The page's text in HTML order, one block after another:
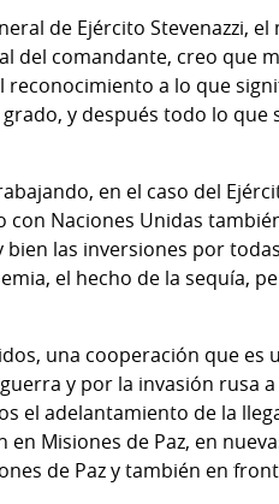
de Ejército Stevenazzi,
del comandante, creo que
a lo que
y después todo lo que
en el caso del
Naciones Unidas
las inversiones por
el hecho de la sequía,
una cooperación que es
y por la invasión rusa a
el adelantamiento de la
Misiones de Paz, en
de Paz y también en